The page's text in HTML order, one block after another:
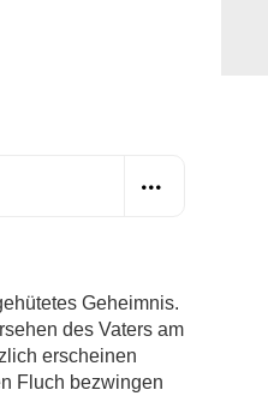
Geheimnis.
des Vaters am
erscheinen
Fluch bezwingen